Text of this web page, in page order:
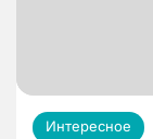
Интересное